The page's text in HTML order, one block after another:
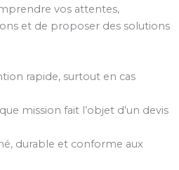
vos attentes,
et de proposer des solutions
rapide, surtout en cas
mission fait l’objet d’un devis
durable et conforme aux